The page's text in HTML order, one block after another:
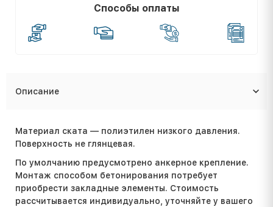
Способы оплаты
Описание
Материал ската — полиэтилен низкого давления.
Поверхность не глянцевая.
По умолчанию предусмотрено анкерное крепление.
Монтаж способом бетонирования потребует
приобрести закладные элементы. Стоимость
расcчитывается индивидуально, уточняйте у вашего